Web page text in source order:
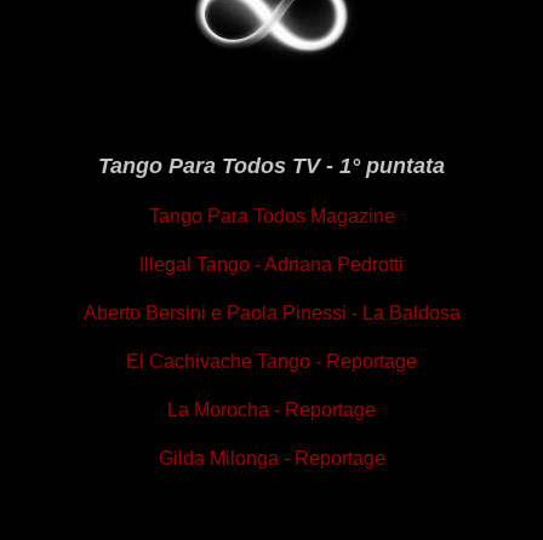
Tango Para Todos TV - 1° puntata
Tango Para Todos Magazine
Illegal Tango - Adriana Pedrotti
Aberto Bersini e Paola Pinessi - La Baldosa
El Cachivache Tango - Reportage
La Morocha - Reportage
Gilda Milonga - Reportage